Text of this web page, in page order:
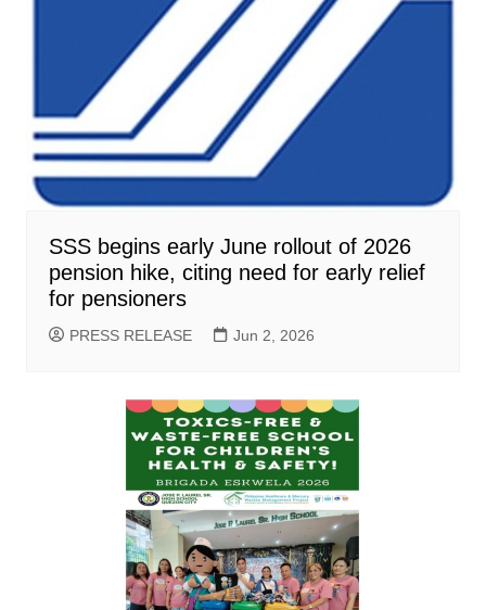
SSS begins early June rollout of 2026
pension hike, citing need for early relief
for pensioners
PRESS RELEASE Jun 2, 2026